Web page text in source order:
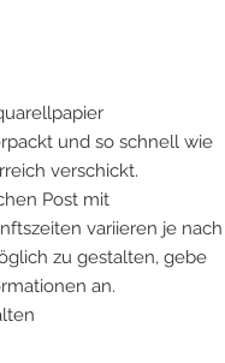
und so schnell wie
verschickt.
Post mit
variieren je nach
zu gestalten, gebe
an.